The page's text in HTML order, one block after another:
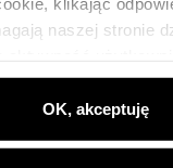
naszej stronie
do ich
komunikaty
w e-sklepie.
OK, akceptuję
nowościami i